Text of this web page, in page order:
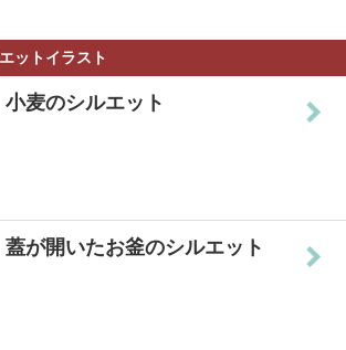
ットイラスト
小麦のシルエット
蓋が開いたお釜のシルエット